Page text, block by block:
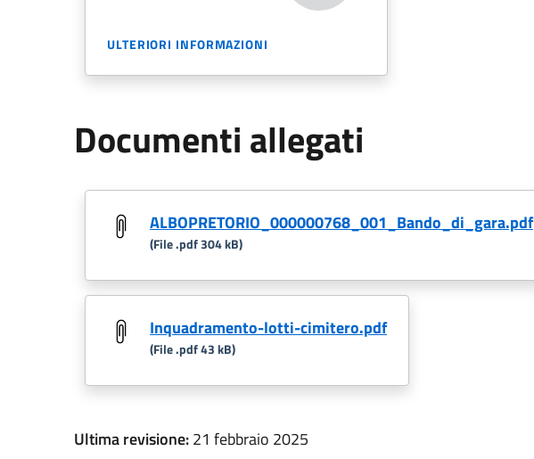
ULTERIORI INFORMAZIONI
Documenti allegati
ALBOPRETORIO_000000768_001_Bando_di_gara.pdf
(File .pdf 304 kB)
Inquadramento-lotti-cimitero.pdf
(File .pdf 43 kB)
Ultima revisione:21 febbraio 2025